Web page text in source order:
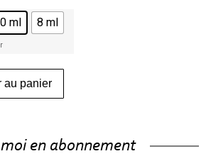
ml 8 ml
au panier
en abonnement